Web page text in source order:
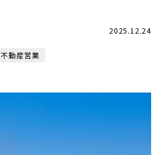
2025.12.24
不動産営業